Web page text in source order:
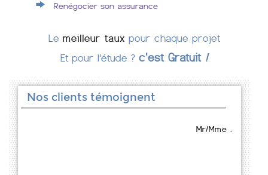
Renégocier son assurance
Le meilleur taux pour chaque projet
Et pour l'étude ? c'est Gratuit !
Nos clients témoignent
Mr/Mme .